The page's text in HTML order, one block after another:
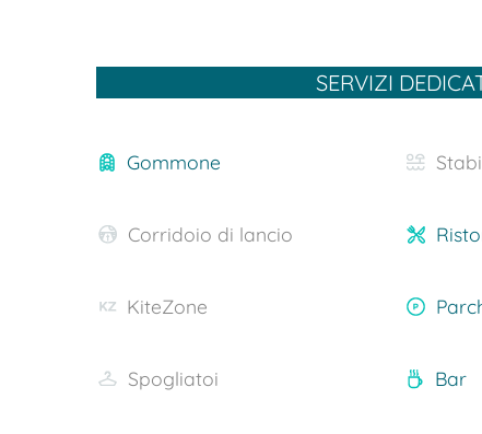
SERVIZI
Gommone
Corridoio di lancio
KiteZone
Spogliatoi Bar